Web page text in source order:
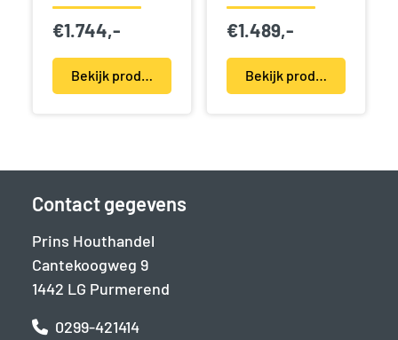
€1.744,-
Bekijk product(en)
€1.489,-
Bekijk product(en)
Contact gegevens
Prins Houthandel
Cantekoogweg 9
1442 LG Purmerend
0299-421414